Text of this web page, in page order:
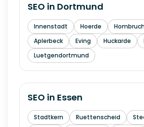
SEO in Dortmund
Innenstadt Hoerde
Aplerbeck
Eving Huckarde
Luetgendortmund
SEO in Essen
Stadtkern Ruettenscheid